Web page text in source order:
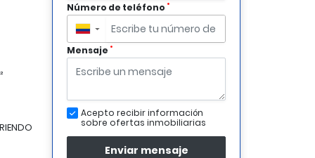
Número de teléfono *
▼
Mensaje *
Acepto recibir información
sobre ofertas inmobiliarias
Enviar mensaje